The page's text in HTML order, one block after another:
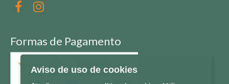
Formas de Pagamento
Aviso de uso de cookies